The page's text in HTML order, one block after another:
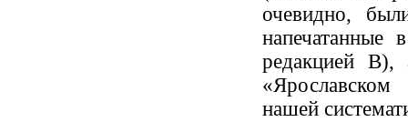
очевидно,
напечатанные
редакцией В),
нашей